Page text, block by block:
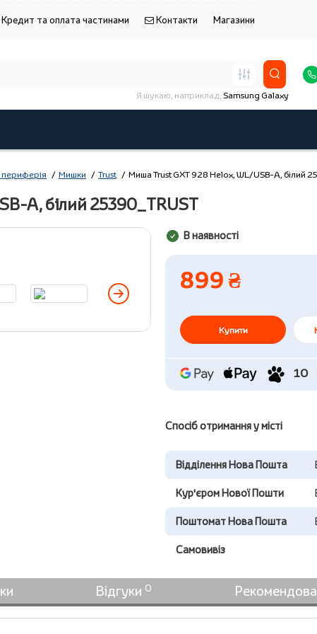
Кредит та оплата частинами Контакти Магазини
Я шукаю, наприклад,Samsung Galaxy
Мишки Trust Миша Trust GXT 928 Helox, WL/USB-A, білий
A, білий 25390_TRUST
В наявності
899 ₴
Купити
10
Спосіб отримання у місті
Відділення Нова Пошта
Кур'єром Нової Пошти
Поштомат Нова Пошта
Самовивіз
Відгуки 0